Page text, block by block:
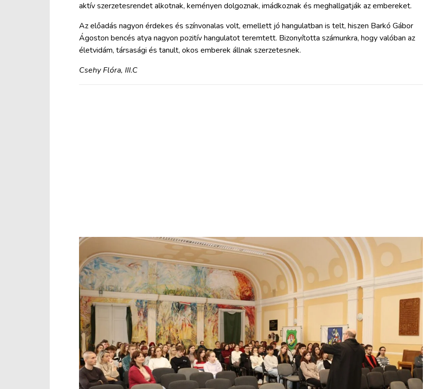
aktív szerzetesrendet alkotnak, keményen dolgoznak, imádkoznak és meghallgatják az embereket.
Az előadás nagyon érdekes és színvonalas volt, emellett jó hangulatban is telt, hiszen Barkó Gábor
Ágoston bencés atya nagyon pozitív hangulatot teremtett. Bizonyította számunkra, hogy valóban az
életvidám, társasági és tanult, okos emberek állnak szerzetesnek.
Csehy Flóra, III.C